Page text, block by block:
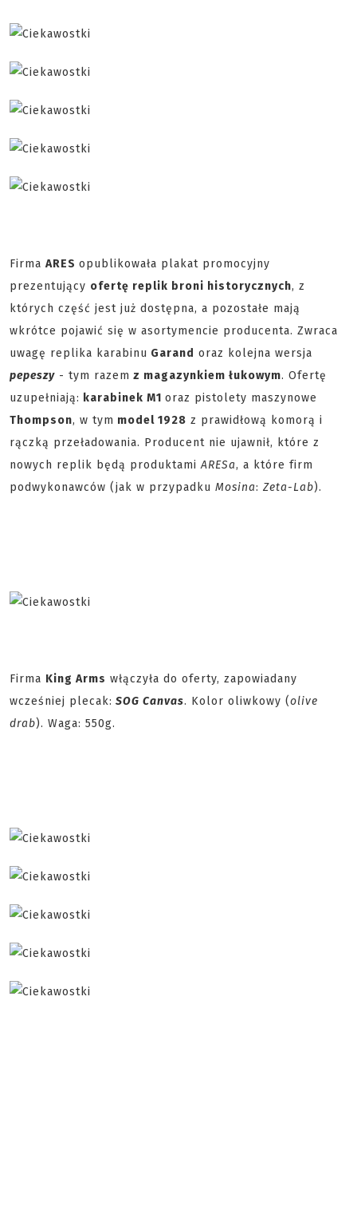
Firma ARES opublikowała plakat promocyjny
prezentujący ofertę replik broni historycznych, z
których część jest już dostępna, a pozostałe mają
wkrótce pojawić się w asortymencie producenta. Zwraca
uwagę replika karabinu Garand oraz kolejna wersja
pepeszy - tym razem z magazynkiem łukowym. Ofertę
uzupełniają: karabinek M1 oraz pistolety maszynowe
Thompson, w tym model 1928 z prawidłową komorą i
rączką przeładowania. Producent nie ujawnił, które z
nowych replik będą produktami ARESa, a które firm
podwykonawców (jak w przypadku Mosina: Zeta-Lab).
Firma King Arms włączyła do oferty, zapowiadany
wcześniej plecak: SOG Canvas. Kolor oliwkowy (olive
drab). Waga: 550g.